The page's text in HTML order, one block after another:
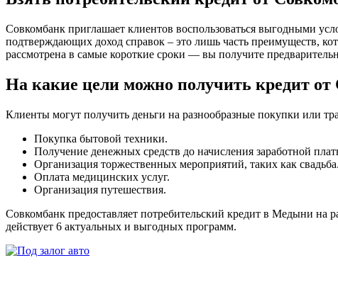
Совкомбанк приглашает клиентов воспользоваться выгодными
подтверждающих доход справок – это лишь часть преимуществ,
рассмотрена в самые короткие сроки — вы получите
На какие цели можно получить кредит от
Клиенты могут получить деньги на разнообразные покупки или
Покупка бытовой техники.
Получение денежных средств до начисления заработной
Организация торжественных мероприятий, таких как свадьба.
Оплата медицинских услуг.
Организация путешествия.
Совкомбанк предоставляет потребительский кредит в Медыни на
действует 6 актуальных и выгодных программ.